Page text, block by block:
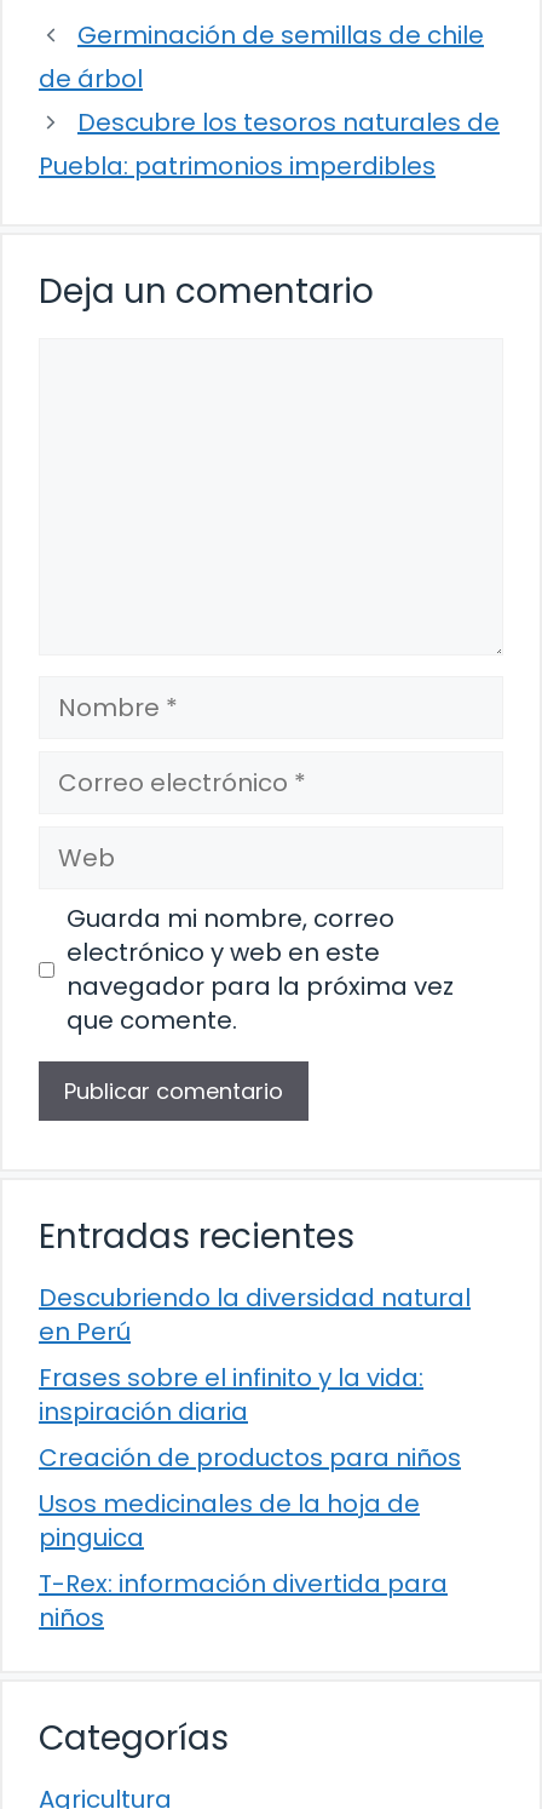
Germinación de semillas de chile
de árbol
Descubre los tesoros naturales de
Puebla: patrimonios imperdibles
Deja un comentario
Nombre
Correo
electrónico
Web
Guarda mi nombre, correo
electrónico y web en este
navegador para la próxima vez
que comente.
Entradas recientes
Descubriendo la diversidad natural
en Perú
Frases sobre el infinito y la vida:
inspiración diaria
Creación de productos para niños
Usos medicinales de la hoja de
pinguica
T-Rex: información divertida para
niños
Categorías
Agricultura